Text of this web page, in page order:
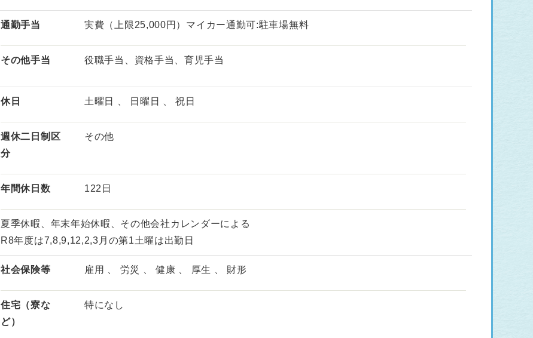
通勤手当 実費（上限25,000円）マイカー通勤可:駐車場無料
その他手当 役職手当、資格手当、育児手当
休日 土曜日 、 日曜日 、 祝日
週休二日制区
分
その他
年間休日数 122日
夏季休暇、年末年始休暇、その他会社カレンダーによる
R8年度は7,8,9,12,2,3月の第1土曜は出勤日
社会保険等 雇用 、 労災 、 健康 、 厚生 、 財形
住宅（寮な
ど）
特になし